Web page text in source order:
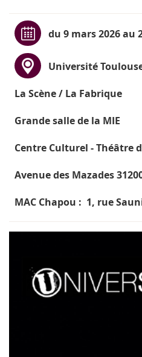
du 9 mars 2026 au
Université
La Scène / La Fabrique
Grande salle de la MIE
Centre Culturel - Théâtre
Avenue des Mazades
MAC Chapou : 1, rue